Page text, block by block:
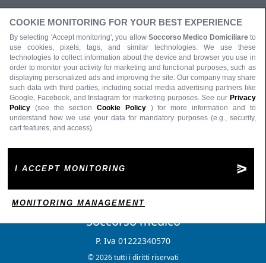
Soccorso medico
P. Iva 01222340570
© 2026 tutti i diritti riservati
COOKIE MONITORING FOR YOUR BEST EXPERIENCE
By selecting 'Accept monitoring', you allow Soccorso Medico Domiciliare to
use cookies, pixels, tags, and similar technologies. We use these
technologies to collect information about the device and browser you use in
order to monitor your activity for marketing and functional purposes, such as
displaying personalized ads and improving the site. Our company may share
such data with third parties, including social media advertising partners like
Google, Facebook, and Instagram for marketing purposes. See our Privacy
Policy (see the section Cookie Policy
) for more information and to
understand how we use your data for mandatory purposes (e.g., security,
cart features, and access).
I ACCEPT MONITORING
MONITORING MANAGEMENT